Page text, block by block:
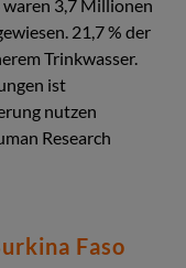
3,7 Millionen
21,7 % der
Trinkwasser.
ist
nutzen
Research
Faso